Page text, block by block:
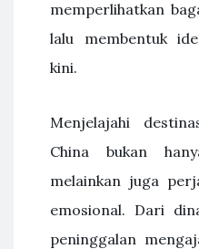
memperlihatkan
lalu membentuk
kini.
Menjelajahi
China bukan
melainkan juga
emosional. Dari
peninggalan